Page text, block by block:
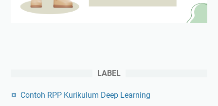
LABEL
Contoh RPP Kurikulum Deep Learning